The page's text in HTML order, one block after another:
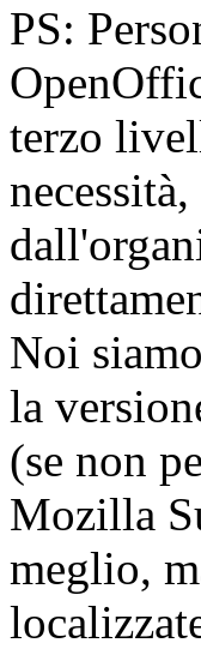
PS:
terzo
Noi
la
(se non
Mozilla
meglio,